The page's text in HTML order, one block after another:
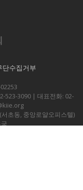
단수집거부
523-3090 | 대표전화: 02-
초동, 중앙로얄오피스텔)